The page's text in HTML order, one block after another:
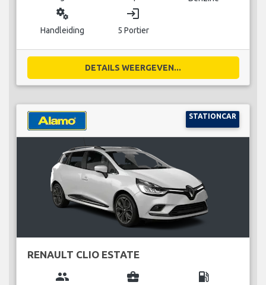
miscellaneous_services
Handleiding
login
5 Portier
DETAILS WEERGEVEN...
STATIONCAR
RENAULT CLIO ESTATE
group business_center local_gas_station